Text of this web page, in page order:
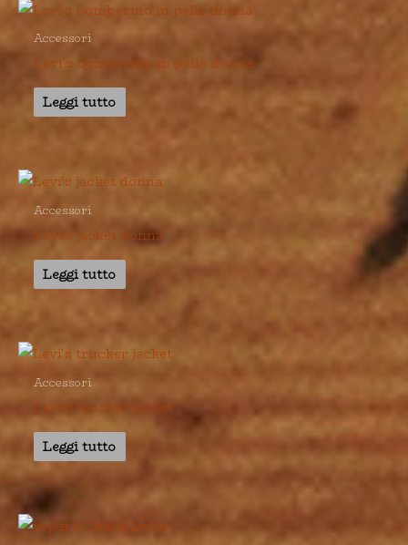
Accessori
Levi’s bomberino in pelle donna
Leggi tutto
Accessori
Levi’s jacket donna
Leggi tutto
Accessori
Levi’s trucker jacket
Leggi tutto